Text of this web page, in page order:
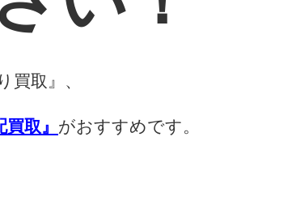
取』、
買取』 がおすすめです。